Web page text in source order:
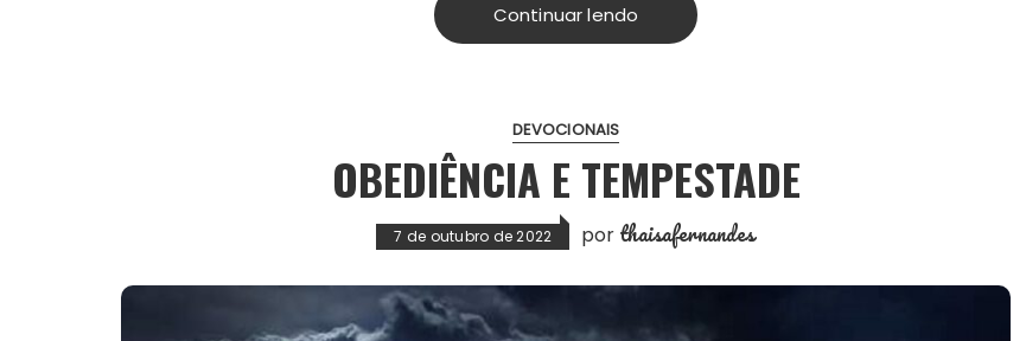
Continuar lendo
DEVOCIONAIS
OBEDIÊNCIA E TEMPESTADE
7 de outubro de 2022 por thaisafernandes